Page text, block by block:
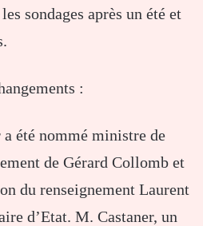
sondages après un été et
:
été nommé ministre de
de Gérard Collomb et
du renseignement Laurent
d’Etat. M. Castaner, un